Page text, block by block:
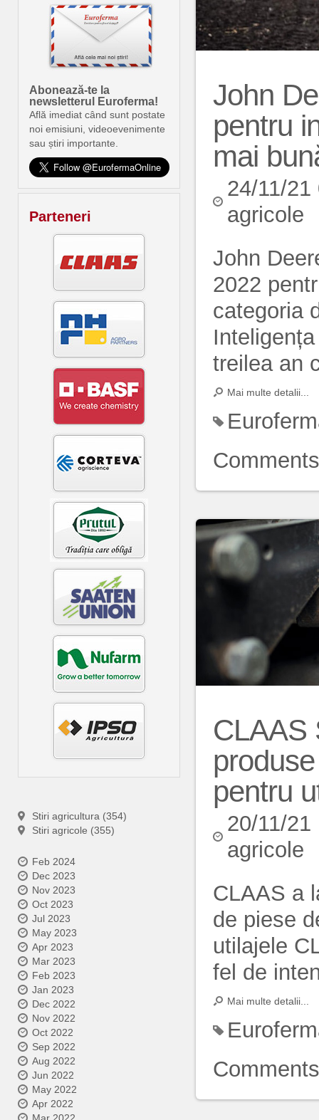
Abonează-te la
newsletterul Euroferma!
Află imediat când sunt postate
noi emisiuni, videoevenimente
sau știri importante.
Parteneri
Stiri agricultura (354)
Stiri agricole (355)
Feb 2024
Dec 2023
Nov 2023
Oct 2023
Jul 2023
May 2023
Apr 2023
Mar 2023
Feb 2023
Jan 2023
Dec 2022
Nov 2022
Oct 2022
Sep 2022
Aug 2022
Jun 2022
May 2022
Apr 2022
John
pentru
mai
24/11/
agricole
John
2022
categoria
treilea an
Mai multe detalii...
Comments
CLAAS
pentru
20/11/
agricole
CLAAS a
de piese
utilajele
fel de
Mai multe detalii...
Comments